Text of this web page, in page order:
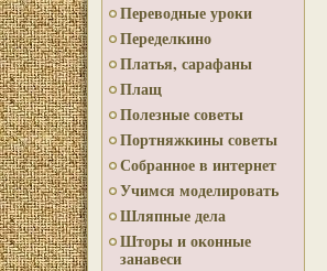
Переводные уроки
Переделкино
Платья, сарафаны
Плащ
Полезные советы
Портняжкины советы
Собранное в интернет
Учимся моделировать
Шляпные дела
Шторы и оконные
занавеси